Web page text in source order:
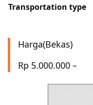
Transportation type
Harga(Bekas)
Rp 5.000.000 –